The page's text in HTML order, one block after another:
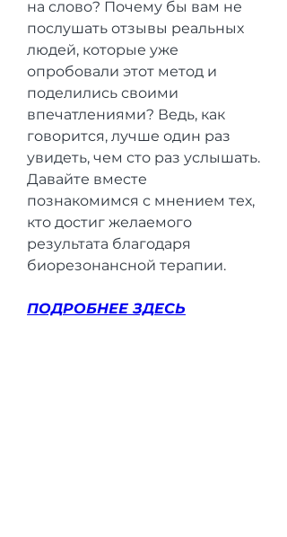
на слово? Почему бы вам не
послушать отзывы реальных
людей, которые уже
опробовали этот метод и
поделились своими
впечатлениями? Ведь, как
говорится, лучше один раз
увидеть, чем сто раз услышать.
Давайте вместе
познакомимся с мнением тех,
кто достиг желаемого
результата благодаря
биорезонансной терапии.
ПОДРОБНЕЕ ЗДЕСЬ